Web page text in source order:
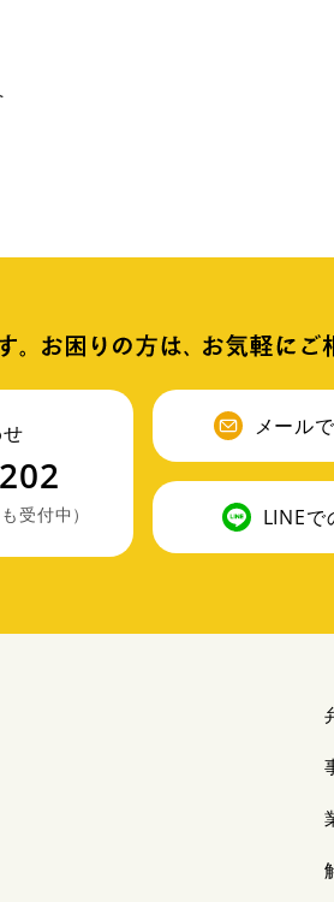
受付中）
メール
LINEで